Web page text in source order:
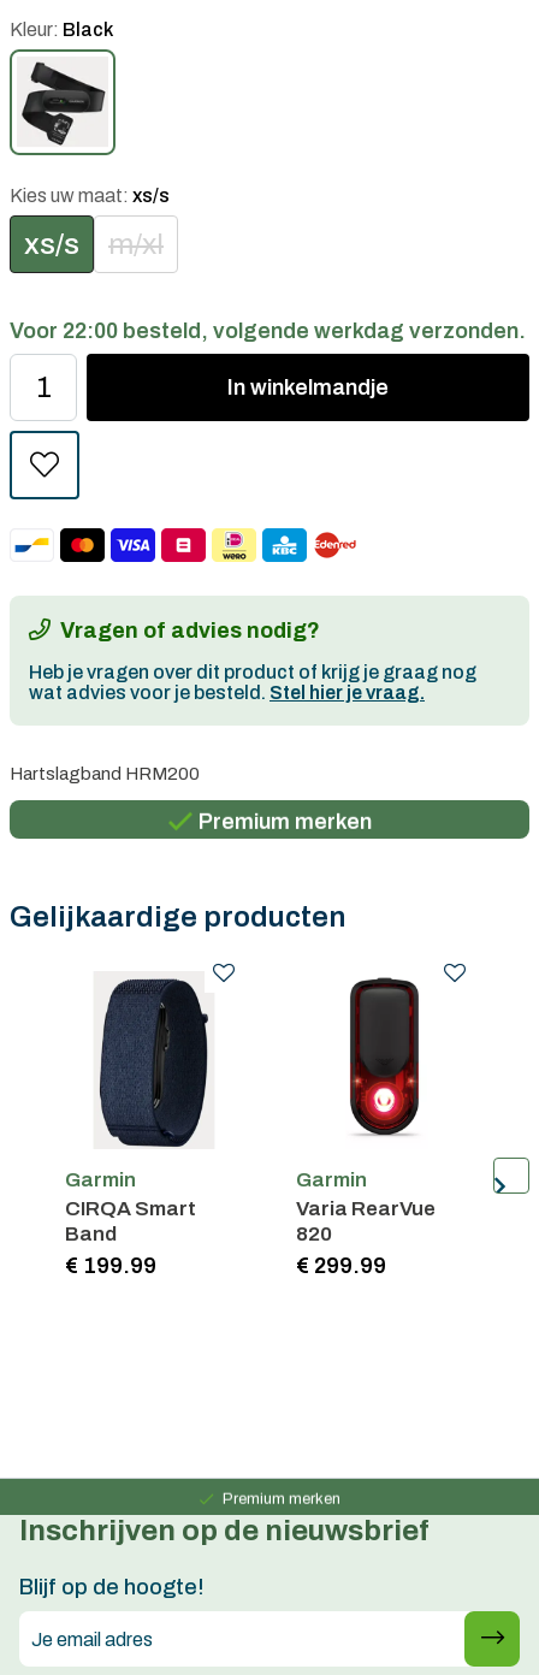
Kleur: Black
Kies uw maat: xs/s
xs/s m/xl
Voor 22:00 besteld, volgende werkdag verzonden.
In winkelmandje
Vragen of advies nodig?
Heb je vragen over dit product of krijg je graag nog
wat advies voor je besteld. Stel hier je vraag.
Hartslagband HRM200
Gratis verzending in België vanaf €100
Premium merken
Gelijkaardige producten
Garmin
CIRQA Smart
Band
€ 199.99
Garmin
Varia RearVue
820
€ 299.99
Premium merken
Persoonlijk advies
Inschrijven op de nieuwsbrief
Blijf op de hoogte!